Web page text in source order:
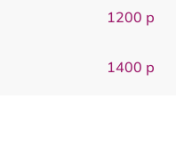
1200 р
1400 р